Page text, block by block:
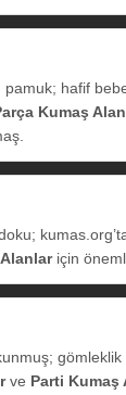
pamuk; hafif
Kumaş
için
ve Parti Kumaş